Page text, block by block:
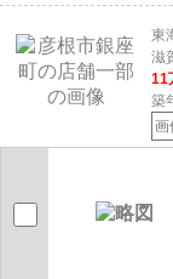
東
滋
11
築
画